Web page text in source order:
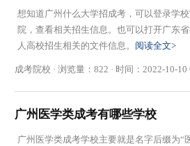
想知道广州什么大学招成考，可以登录学
院，查看相关招生信息。也可以打开广东
人高校招生相关的文件信息。 阅读全文>
成考院校 · 浏览量：822 · 时间：2022-10-10
广州医学类成考有哪些学校
广州医学类成考学校主要就是名字后缀为“